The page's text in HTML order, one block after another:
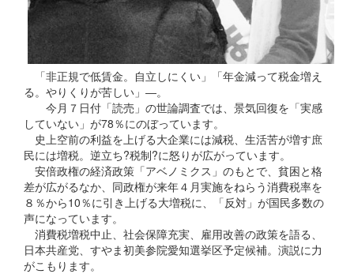
「非正規で低賃金。自立しにくい」「年金減って税金増え
る。やりくりが苦しい」―。
今月７日付「読売」の世論調査では、景気回復を「実感
していない」が78％にのぼっています。
史上空前の利益を上げる大企業には減税、生活苦が増す庶
民には増税。逆立ち?税制?に怒りが広がっています。
安倍政権の経済政策「アベノミクス」のもとで、貧困と格
差が広がるなか、同政権が来年４月実施をねらう消費税率を
８％から10％に引き上げる大増税に、「反対」が国民多数の
声になっています。
消費税増税中止、社会保障充実、雇用改善の政策を語る、
日本共産党、すやま初美参院愛知選挙区予定候補。演説に力
がこもります。